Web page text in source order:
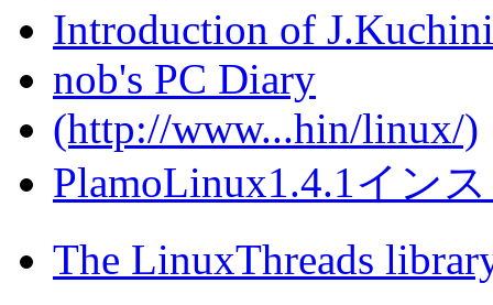
Introduction of
nob's PC Diary
(http://www...hin/linux/)
PlamoLinux1.4.1イン
The LinuxThreads